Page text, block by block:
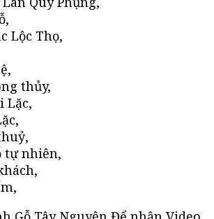
Lộc Thọ,
thủy,
Lặc,
tự nhiên,